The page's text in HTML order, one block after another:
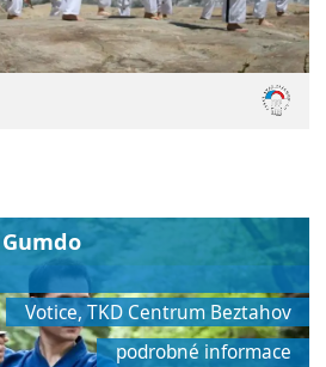
Votice, TKD Centrum Beztahov
podrobné informace